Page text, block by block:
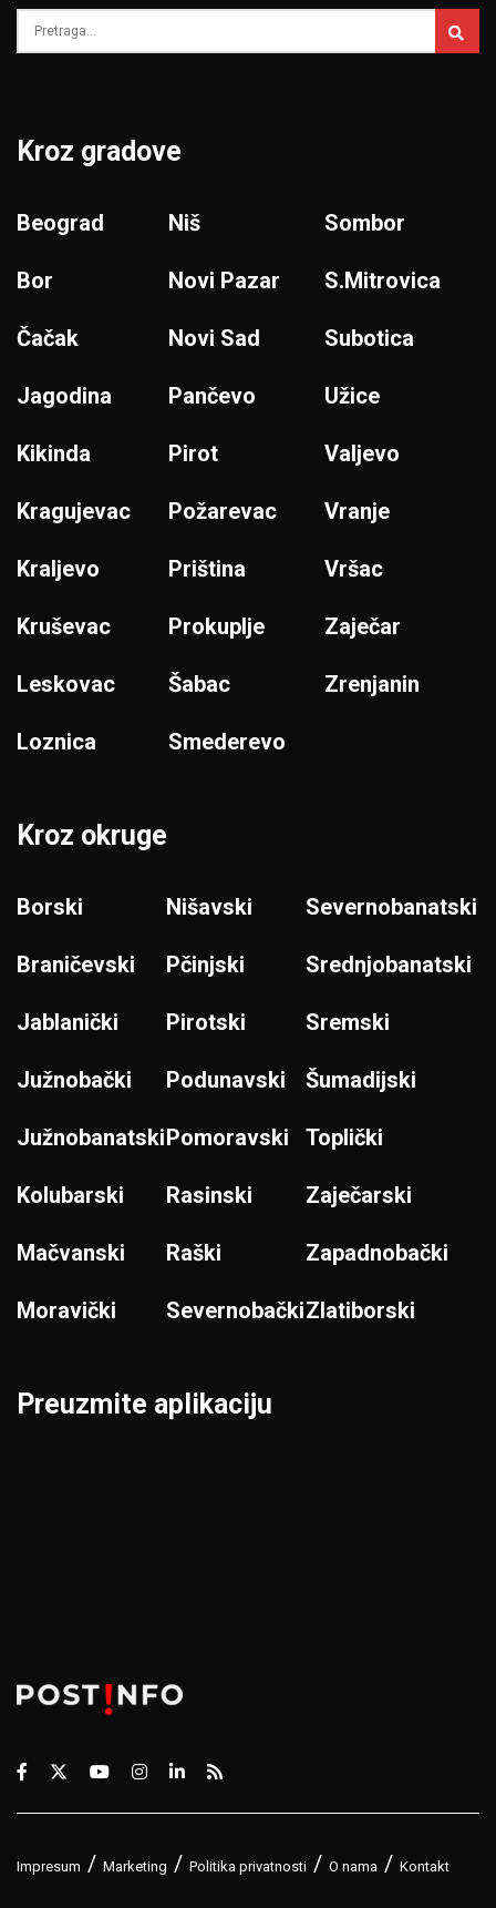
Kroz gradove
Beograd
Bor
Čačak
Jagodina
Kikinda
Kragujevac
Kraljevo
Kruševac
Leskovac
Loznica
Niš
Novi Pazar
Novi Sad
Pančevo
Pirot
Požarevac
Priština
Prokuplje
Šabac
Smederevo
Sombor
S.Mitrovica
Subotica
Užice
Valjevo
Vranje
Vršac
Zaječar
Zrenjanin
Kroz okruge
Borski
Braničevski
Jablanički
Južnobački
Južnobanatski
Kolubarski
Mačvanski
Moravički
Nišavski
Pčinjski
Pirotski
Podunavski
Pomoravski
Rasinski
Raški
Severnobački
Severnobanatski
Srednjobanatski
Sremski
Šumadijski
Toplički
Zaječarski
Zapadnobački
Zlatiborski
Preuzmite aplikaciju
Impresum Marketing Politika privatnosti O nama Kontakt